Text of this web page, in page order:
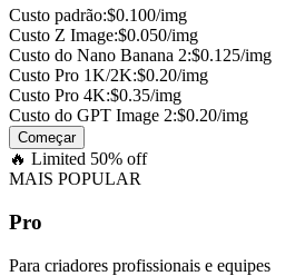
Custo padrão:$0.100/img
Custo Z Image:$0.050/img
Custo do Nano Banana 2:$0.125/img
Custo Pro 1K/2K:$0.20/img
Custo Pro 4K:$0.35/img
Custo do GPT Image 2:$0.20/img
Começar
🔥 Limited 50% off
MAIS POPULAR
Pro
Para criadores profissionais e equipes